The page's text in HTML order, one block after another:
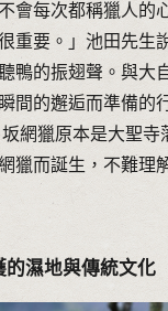
會每次都稱獵人的
重要。」池田先生
鴨的振翅聲。與大
間的邂逅而準備的
網獵原本是大聖寺
獵而誕生，不難理
濕地與傳統文化